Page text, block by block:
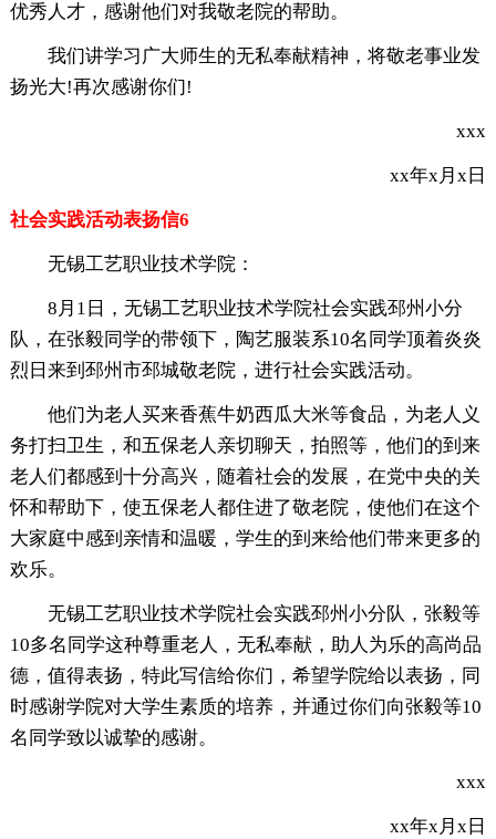
优秀人才，感谢他们对我敬老院的帮助。
我们讲学习广大师生的无私奉献精神，将敬老事业发
扬光大!再次感谢你们!
xxx
xx年x月x日
社会实践活动表扬信6
无锡工艺职业技术学院：
8月1日，无锡工艺职业技术学院社会实践邳州小分
队，在张毅同学的带领下，陶艺服装系10名同学顶着炎炎
烈日来到邳州市邳城敬老院，进行社会实践活动。
他们为老人买来香蕉牛奶西瓜大米等食品，为老人义
务打扫卫生，和五保老人亲切聊天，拍照等，他们的到来
老人们都感到十分高兴，随着社会的发展，在党中央的关
怀和帮助下，使五保老人都住进了敬老院，使他们在这个
大家庭中感到亲情和温暖，学生的到来给他们带来更多的
欢乐。
无锡工艺职业技术学院社会实践邳州小分队，张毅等
10多名同学这种尊重老人，无私奉献，助人为乐的高尚品
德，值得表扬，特此写信给你们，希望学院给以表扬，同
时感谢学院对大学生素质的培养，并通过你们向张毅等10
名同学致以诚挚的感谢。
xxx
xx年x月x日